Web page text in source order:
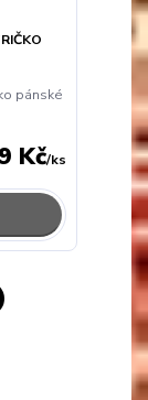
pánské
Kč/ks